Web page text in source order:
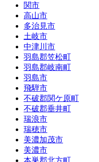
関市
高山市
多治見市
土岐市
中津川市
羽島郡笠松町
羽島郡岐南町
羽島市
飛騨市
不破郡関ケ原町
不破郡垂井町
瑞浪市
瑞穂市
美濃加茂市
美濃市
本巣郡北方町